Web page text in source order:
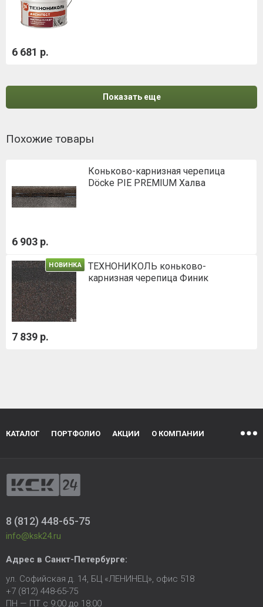
6 681 р.
Показать еще
Похожие товары
Коньково-карнизная черепица
Döcke PIE PREMIUM Халва
6 903 р.
НОВИНКА
ТЕХНОНИКОЛЬ коньково-
карнизная черепица Финик
7 839 р.
КАТАЛОГ ПОРТФОЛИО АКЦИИ О КОМПАНИИ
8 (812) 448-65-75
info@ksk24.ru
Адрес в Санкт-Петербурге:
ул. Софийская д. 14, БЦ «ЛЕНИНЕЦ», офис 518
+7 (812) 448-65-75
ПН — ПТ с 9:00 до 18:00